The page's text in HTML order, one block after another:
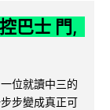
巴士 門,
位就讀中三的
步變成真正可